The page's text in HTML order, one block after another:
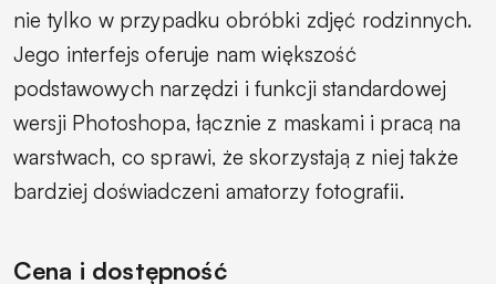
nie tylko w przypadku obróbki zdjęć rodzinnych.
Jego interfejs oferuje nam większość
podstawowych narzędzi i funkcji standardowej
wersji Photoshopa, łącznie z maskami i pracą na
warstwach, co sprawi, że skorzystają z niej także
bardziej doświadczeni amatorzy fotografii.
Cena i dostępność